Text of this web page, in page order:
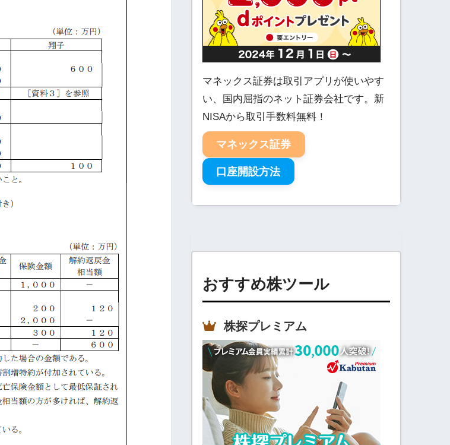
マネックス証券は取引アプリが使いやす
い、国内屈指のネット証券会社です。新
NISAから取引手数料無料！
マネックス証券
口座開設方法
おすすめ株ツール
株探プレミアム